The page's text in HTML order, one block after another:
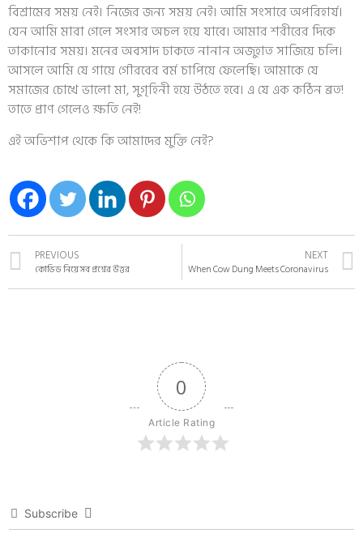
বিশ্রামের সময় নেই। নিজের জন্য সময় নেই। আমি সংসারে অপরিহার্য।
যেন আমি মারা গেলে সংসার অচল হয়ে যাবে। আমার শরীরের দিকে
তাকানোর সময়। মনের অবসাদ ঢাকতে নানান অজুহাত সাজিয়ে চলি।
আসলে আমি যে গায়ে গৌরবের বর্ম চাপিয়ে ফেলেছি। আমাকে যে
সমাজের চোখে ভালো মা, সুগৃহিনী হয়ে উঠতে হবে। এ যে এক কঠিন ব্রত!
তাতে প্রাণ গেলেও ক্ষতি নেই!
এই অভিশাপ থেকে কি আমাদের মুক্তি নেই?
PREVIOUS
কোভিড নিয়ে সব প্রশ্নের উত্তর
NEXT
When Cow Dung Meets Coronavirus
0
Article Rating
Subscribe